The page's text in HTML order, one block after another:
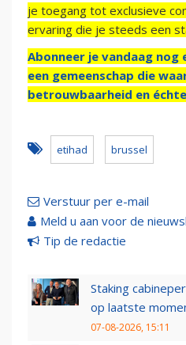
je toegang tot exclusieve
ervaring die je steeds een
Abonneer je vandaag nog
een gemeenschap die
betrouwbaarheid en
etihad brussel
Verstuur per e-mail
Meld u aan voor de
Tip de redactie
Staking
op laatste
07-08-2026, 15:11